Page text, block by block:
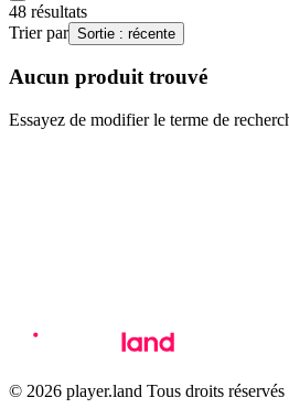
48 résultats
Trier par Sortie : récente
Aucun produit trouvé
Essayez de modifier le terme de
© 2026 player.land Tous droits réservés